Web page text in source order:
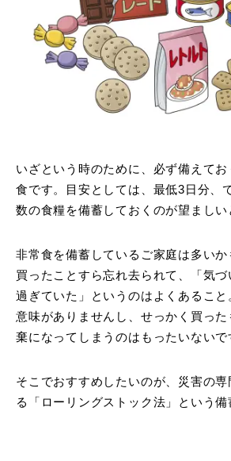
いざという時のために、必ず備えて
食です。目安としては、最低3日分、
数の食糧を備蓄しておくのが望ましい
非常食を備蓄しているご家庭は多いか
買ったことすら忘れ去られて、「気
過ぎていた」というのはよくあるこ
意味がありませんし、せっかく買っ
棄になってしまうのはもったいないで
そこでおすすめしたいのが、災害の
る「ローリングストック法」という備